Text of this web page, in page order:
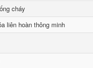
cháy
liên hoàn thông minh